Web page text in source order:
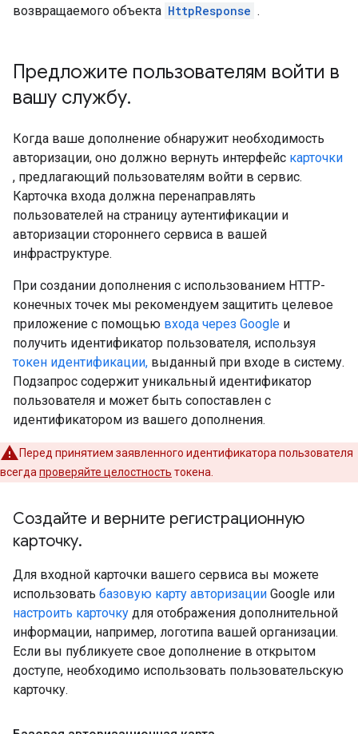
возвращаемого объекта HttpResponse .
Предложите пользователям войти в
вашу службу.
Когда ваше дополнение обнаружит необходимость
авторизации, оно должно вернуть интерфейс карточки
, предлагающий пользователям войти в сервис.
Карточка входа должна перенаправлять
пользователей на страницу аутентификации и
авторизации стороннего сервиса в вашей
инфраструктуре.
При создании дополнения с использованием HTTP-
конечных точек мы рекомендуем защитить целевое
приложение с помощью входа через Google и
получить идентификатор пользователя, используя
токен идентификации, выданный при входе в систему.
Подзапрос содержит уникальный идентификатор
пользователя и может быть сопоставлен с
идентификатором из вашего дополнения.
Перед принятием заявленного идентификатора пользователя
всегда проверяйте целостность токена.
Создайте и верните регистрационную
карточку.
Для входной карточки вашего сервиса вы можете
использовать базовую карту авторизации Google или
настроить карточку для отображения дополнительной
информации, например, логотипа вашей организации.
Если вы публикуете свое дополнение в открытом
доступе, необходимо использовать пользовательскую
карточку.